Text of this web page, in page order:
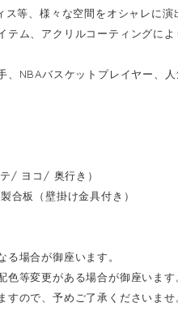
等、様々な空間をオシャレに演
テム、アクリルコーティングに
、NBAバスケットプレイヤー、
/ ヨコ/ 奥行き）
板（壁掛け金具付き）
る場合が御座います。
等変更がある場合が御座います
ので、予めご了承くださいませ